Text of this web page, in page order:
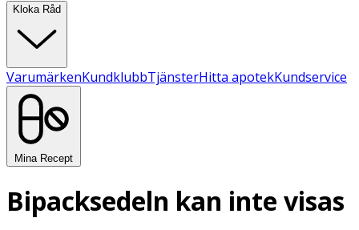
Kloka Råd
VarumärkenKundklubbTjänsterHitta apotekKundservice
Mina Recept
Bipacksedeln kan inte visas